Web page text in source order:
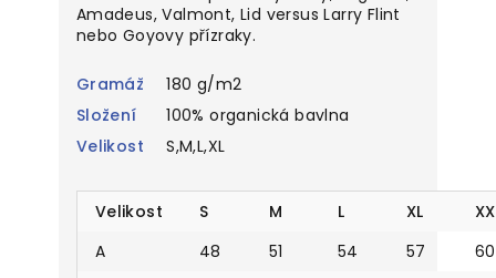
Amadeus, Valmont, Lid versus Larry Flint
nebo Goyovy přízraky.
Gramáž
180 g/m2
Složení
100% organická bavlna
Velikost
S,M,L,XL
Velikost S M L XL
A
48 51 54 57
60